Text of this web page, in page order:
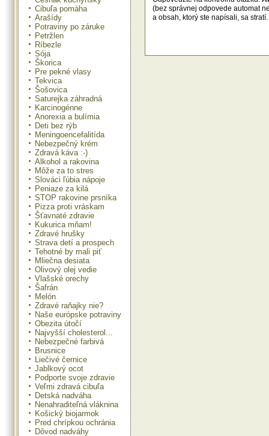
Cibuľa pomáha
Arašídy
Potraviny po záruke
Petržlen
Ríbezle
Sója
Škorica
Pre pekné vlasy
Tekvica
Šošovica
Saturejka záhradná
Karcinogénne
Anorexia a bulímia
Deti bez rýb
Meningoencefalitída
Nebezpečný krém
Zdravá káva :-)
Alkohol a rakovina
Môže za to stres
Slováci ľúbia nápoje
Peniaze za kilá
STOP rakovine prsníka
Pizza proti vráskam
Šťavnaté zdravie
Kukurica mňam!
Zdravé hrušky
Strava detí a prospech
Tehotné by mali piť
Mliečna desiata
Olivový olej vedie
Vlašské orechy
Šafrán
Melón
Zdravé raňajky nie?
Naše európske potraviny
Obezita útočí
Najvyšší cholesterol...
Nebezpečné farbivá
Brusnice
Liečivé černice
Jablkový ocot
Podporte svoje zdravie
Veľmi zdravá cibuľa
Detská nadváha
Nenahraditeľná vláknina
Košický biojarmok
Pred chrípkou ochránia
Dôvod nadváhy
(bez správnej odpovede automat
a obsah, ktorý ste napísali, sa